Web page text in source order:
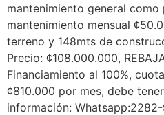
mantenimiento general
mantenimiento mensual
terreno y 148mts de
Precio: ¢108.000.000,
Financiamiento al 100%,
¢810.000 por mes, debe
información: